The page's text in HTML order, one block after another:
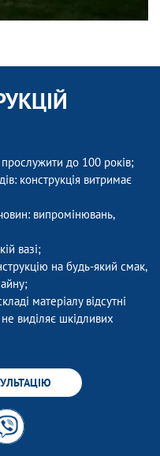
прослужити до 100 років;
конструкція витримає
випромінювань,
вазі;
на будь-який смак,
матеріалу відсутні
виділяє шкідливих